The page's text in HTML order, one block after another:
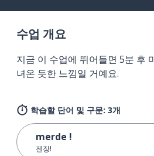
수업 개요
지금 이 수업에 뛰어들면 5분 후
녀온 듯한 느낌일 거예요.
학습할 단어 및 구문: 3개
merde !
젠장!